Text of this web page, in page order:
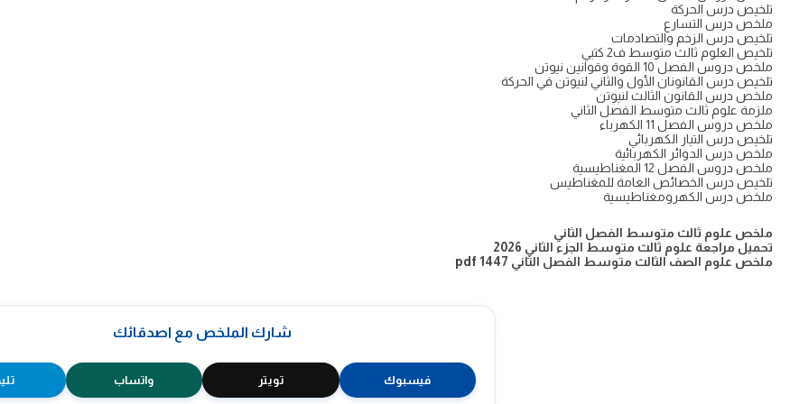
تلخيص درس الحركة
ملخص درس التسارع
تلخيص درس الزخم والتصادمات
تلخيص العلوم ثالث متوسط ف2 كتبي
ملخص دروس الفصل 10 القوة وقوانين نيوتن
تلخيص درس القانونان الأول والثاني لنيوتن في الحركة
ملخص درس القانون الثالث لنيوتن
ملزمة علوم ثالث متوسط الفصل الثاني
ملخص دروس الفصل 11 الكهرباء
تلخيص درس التيار الكهربائي
ملخص درس الدوائر الكهربائية
ملخص دروس الفصل 12 المغناطيسية
تلخيص درس الخصائص العامة للمغناطيس
ملخص درس الكهرومغناطيسية
ملخص علوم ثالث متوسط الفصل الثاني
تحميل مراجعة علوم ثالث متوسط الجزء الثاني 2026
ملخص علوم الصف الثالث متوسط الفصل الثاني 1447 pdf
شارك الملخص مع اصدقائك
فيسبوك تويتر واتساب